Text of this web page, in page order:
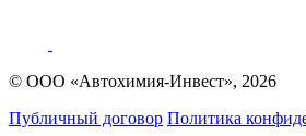
© ООО «Автохимия-Инвест», 2026
Публичный договор Политика